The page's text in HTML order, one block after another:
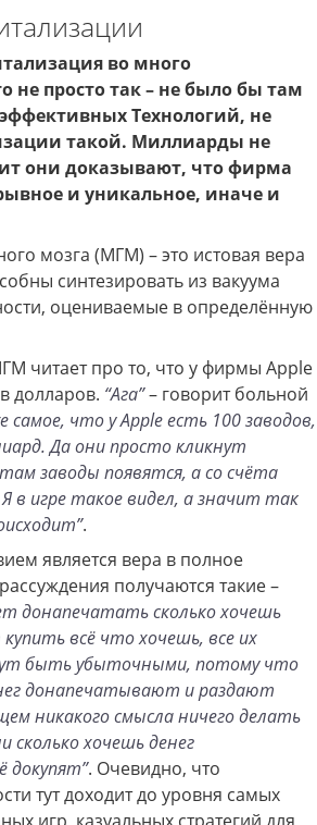
во много
не просто так – не было бы там
Технологий, не
такой. Миллиарды не
они доказывают, что фирма
и уникальное, иначе и
мозга (МГМ) – это истовая вера
синтезировать из вакуума
оцениваемые в определённую
читает про то, что у фирмы Apple
долларов. “Ага”– говорит больной
что у Apple есть 100 заводов,
Да они просто кликнут
заводы появятся, а со счёта
в игре такое видел, а значит так
.
является вера в полное
получаются такие –
донапечатать сколько хочешь
всё что хочешь, все их
быть убыточными, потому что
донапечатывают и раздают
никакого смысла ничего делать
хочешь денег
докупят”. Очевидно, что
тут доходит до уровня самых